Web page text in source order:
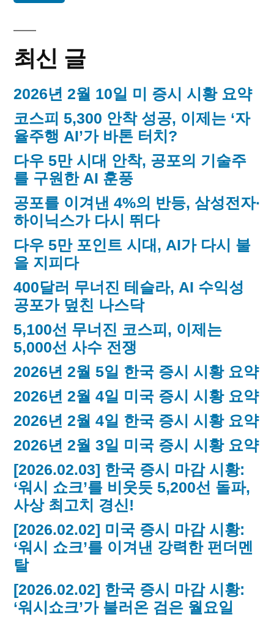
운
동
가
김
최신 글
2026년 2월 10일 미 증시 시황 요약
코스피 5,300 안착 성공, 이제는 ‘자
율주행 AI’가 바톤 터치?
다우 5만 시대 안착, 공포의 기술주
를 구원한 AI 훈풍
공포를 이겨낸 4%의 반등, 삼성전자·
하이닉스가 다시 뛰다
다우 5만 포인트 시대, AI가 다시 불
을 지피다
400달러 무너진 테슬라, AI 수익성
공포가 덮친 나스닥
5,100선 무너진 코스피, 이제는
5,000선 사수 전쟁
2026년 2월 5일 한국 증시 시황 요약
2026년 2월 4일 미국 증시 시황 요약
2026년 2월 4일 한국 증시 시황 요약
2026년 2월 3일 미국 증시 시황 요약
[2026.02.03] 한국 증시 마감 시황:
‘워시 쇼크’를 비웃듯 5,200선 돌파,
사상 최고치 경신!
[2026.02.02] 미국 증시 마감 시황:
‘워시 쇼크’를 이겨낸 강력한 펀더멘
탈
[2026.02.02] 한국 증시 마감 시황:
‘워시쇼크’가 불러온 검은 월요일